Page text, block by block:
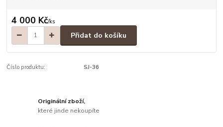
4 000 Kč/ks
Přidat do košíku
Číslo produktu: SJ-36
Originální zboží,
které jinde nekoupíte